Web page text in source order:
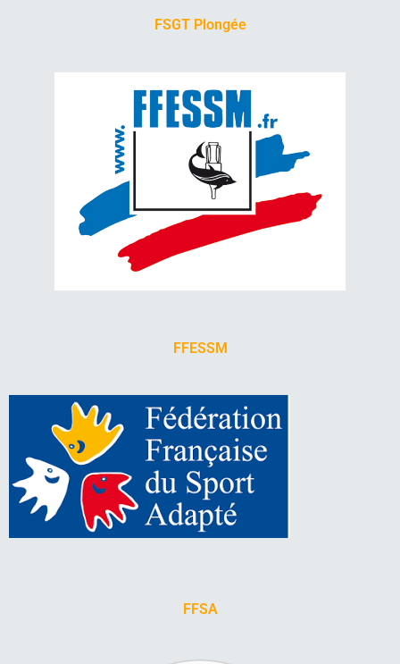
FSGT Plongée
FFESSM
FFSA